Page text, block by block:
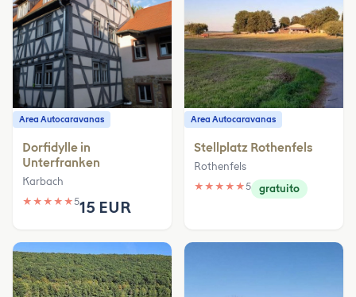
Area Autocaravanas
Dorfidylle in
Unterfranken
Karbach
★ ★ ★ ★ ★515 EUR
Area Autocaravanas
Stellplatz Rothenfels
Rothenfels
★ ★ ★ ★ ★5 gratuito